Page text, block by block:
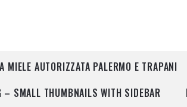
MIELE AUTORIZZATA PALERMO E TRAPANI
– SMALL THUMBNAILS WITH SIDEBAR